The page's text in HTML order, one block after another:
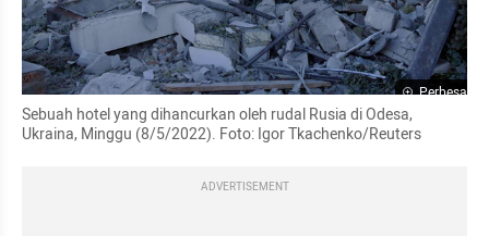
Perbesar
Sebuah hotel yang dihancurkan oleh rudal Rusia di Odesa,
Ukraina, Minggu (8/5/2022). Foto: Igor Tkachenko/Reuters
ADVERTISEMENT